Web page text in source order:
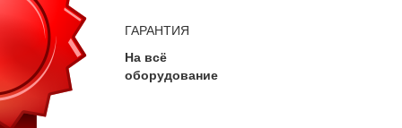
ГАРАНТИЯ
На всё
оборудование